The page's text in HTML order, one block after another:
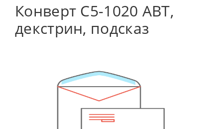
Конверт С5-1020 АВТ,
декстрин, подсказ